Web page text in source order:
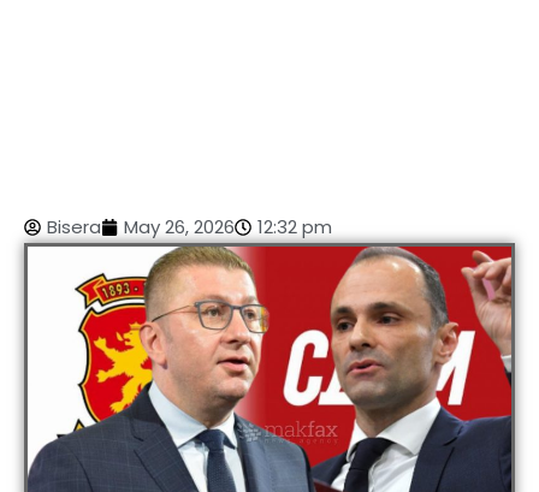
Bisera May 26, 2026 12:32 pm